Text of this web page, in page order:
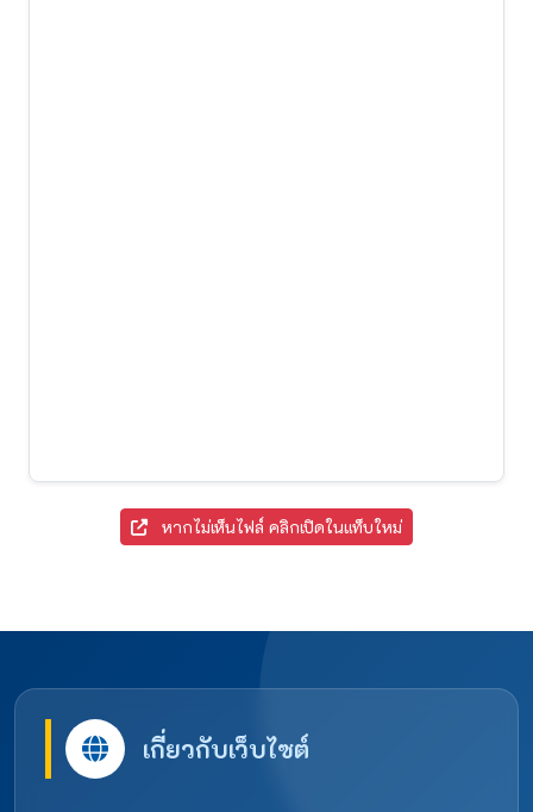
หากไม่เห็นไฟล์ คลิกเปิดในแท็บใหม่
เกี่ยวกับเว็บไซต์